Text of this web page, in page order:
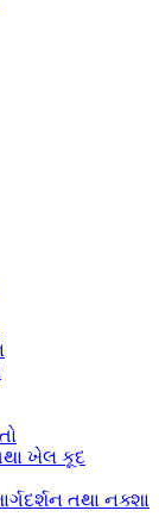
ખેલ કૂદ
તથા નક્શા